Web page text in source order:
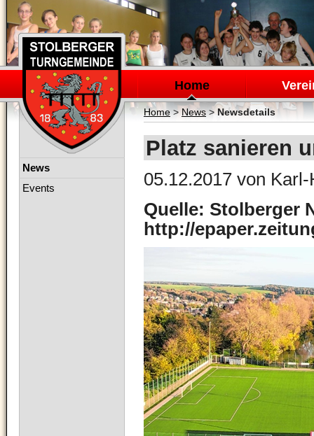
Navigation
überspringen
Home
Home> News>Newsdetails
Platz sanieren
05.12.2017 von
Quelle: Stolberger
http://
Navigation
News
Events